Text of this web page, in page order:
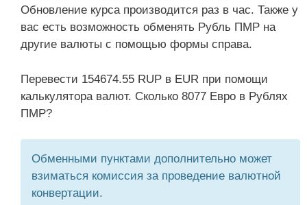
Обновление курса производится раз в час. Также у
вас есть возможность обменять Рубль ПМР на
другие валюты с помощью формы справа.
Перевести 154674.55 RUP в EUR при помощи
калькулятора валют. Сколько 8077 Евро в Рублях
ПМР?
Обменными пунктами дополнительно может
взиматься комиссия за проведение валютной
конвертации.